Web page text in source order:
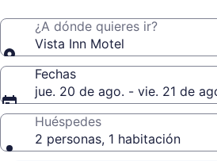
¿A dónde quieres ir?
Vista Inn Motel
Fechas
jue. 20 de ago. - vie. 21 de
Huéspedes
2 personas, 1 habitación